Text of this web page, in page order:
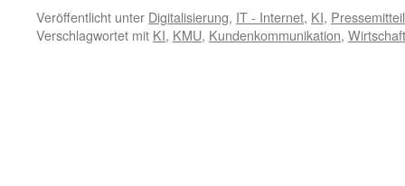
Veröffentlicht unter Digitalisierung, IT - Internet, KI,
Verschlagwortet mit KI, KMU, Kundenkommunikation, Wirtschaft